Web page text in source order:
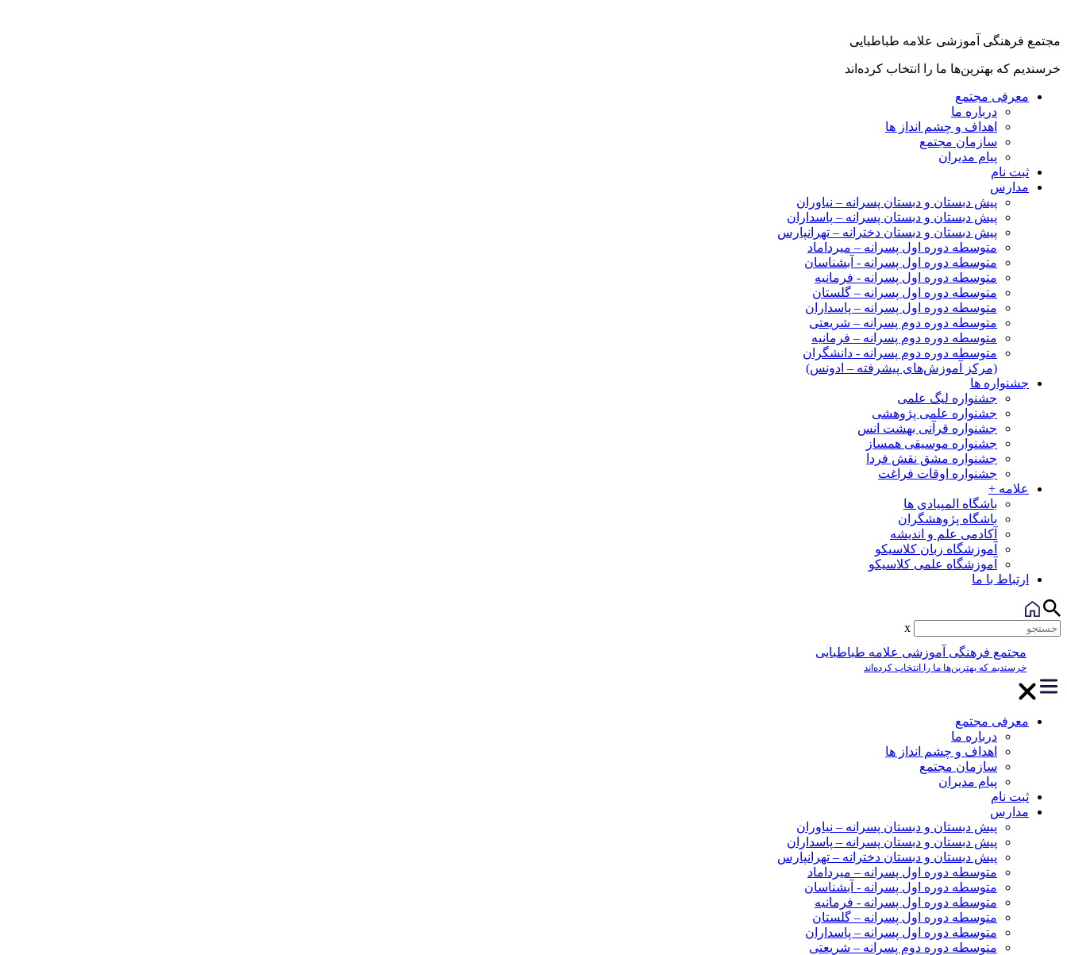
مجتمع فرهنگی آموزشی علامه طباطبایی
خرسندیم که بهترین‌ها ما را انتخاب کرده‌اند
معرفی مجتمع
درباره ما
اهداف و چشم انداز ها
سازمان مجتمع
پیام مدیران
ثبت نام
مدارس
پیش دبستان و دبستان پسرانه – نیاوران
پیش دبستان و دبستان پسرانه – پاسداران
پیش دبستان و دبستان دخترانه – تهرانپارس
متوسطه دوره اول پسرانه – میرداماد
متوسطه دوره اول پسرانه - آبشناسان
متوسطه دوره اول پسرانه - فرمانیه
متوسطه دوره اول پسرانه – گلستان
متوسطه دوره اول پسرانه – پاسداران
متوسطه دوره دوم پسرانه – شریعتی
متوسطه دوره دوم پسرانه – فرمانیه
متوسطه دوره دوم پسرانه - دانشگران
(مرکز آموزش‌های پیشرفته – ادونس)
جشنواره ها
جشنواره لیگ علمی
جشنواره علمی پژوهشی
جشنواره قرآنی بهشت انس
جشنواره موسیقی همساز
جشنواره مشق نقش فردا
جشنواره اوقات فراغت
علامه +
باشگاه المپیادی ها
باشگاه پژوهشگران
آکادمی علم و اندیشه
آموزشگاه زبان کلاسیکو
آموزشگاه علمی کلاسیکو
ارتباط با ما
x
مجتمع فرهنگی آموزشی علامه طباطبایی
خرسندیم که بهترین‌ها ما را انتخاب کرده‌اند
معرفی مجتمع
درباره ما
اهداف و چشم انداز ها
سازمان مجتمع
پیام مدیران
ثبت نام
مدارس
پیش دبستان و دبستان پسرانه – نیاوران
پیش دبستان و دبستان پسرانه – پاسداران
پیش دبستان و دبستان دخترانه – تهرانپارس
متوسطه دوره اول پسرانه – میرداماد
متوسطه دوره اول پسرانه - آبشناسان
متوسطه دوره اول پسرانه - فرمانیه
متوسطه دوره اول پسرانه – گلستان
متوسطه دوره اول پسرانه – پاسداران
متوسطه دوره دوم پسرانه – شریعتی